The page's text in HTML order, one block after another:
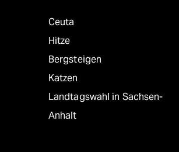
Ceuta
Hitze
Bergsteigen
Katzen
Landtagswahl in Sachsen-
Anhalt